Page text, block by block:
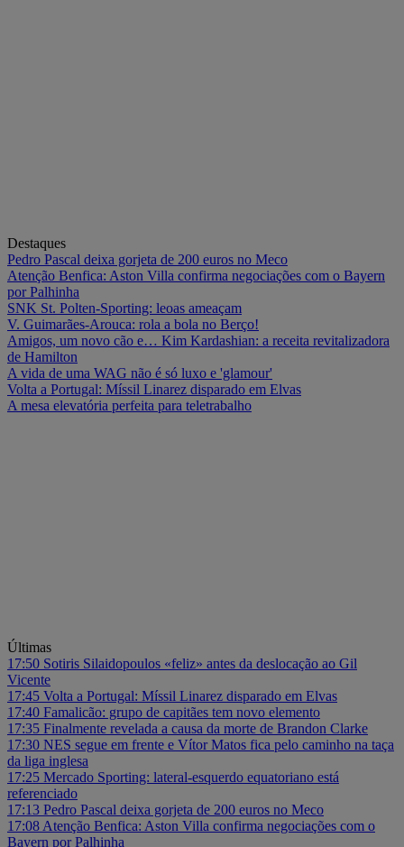
Destaques
Pedro Pascal deixa gorjeta de 200 euros no Meco
Atenção Benfica: Aston Villa confirma negociações com o Bayern
por Palhinha
SNK St. Polten-Sporting: leoas ameaçam
V. Guimarães-Arouca: rola a bola no Berço!
Amigos, um novo cão e… Kim Kardashian: a receita revitalizadora
de Hamilton
A vida de uma WAG não é só luxo e 'glamour'
Volta a Portugal: Míssil Linarez disparado em Elvas
A mesa elevatória perfeita para teletrabalho
Últimas
17:50 Sotiris Silaidopoulos «feliz» antes da deslocação ao Gil
Vicente
17:45 Volta a Portugal: Míssil Linarez disparado em Elvas
17:40 Famalicão: grupo de capitães tem novo elemento
17:35 Finalmente revelada a causa da morte de Brandon Clarke
17:30 NES segue em frente e Vítor Matos fica pelo caminho na taça
da liga inglesa
17:25 Mercado Sporting: lateral-esquerdo equatoriano está
referenciado
17:13 Pedro Pascal deixa gorjeta de 200 euros no Meco
17:08 Atenção Benfica: Aston Villa confirma negociações com o
Bayern por Palhinha